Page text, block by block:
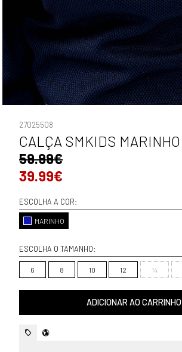
27025508
CALÇA SMKIDS MARINHO
59.99€
39.99€
ESCOLHA A COR:
MARINHO
ESCOLHA O TAMANHO:
6 8 10 12 14
ADICIONAR AO CARRINHO